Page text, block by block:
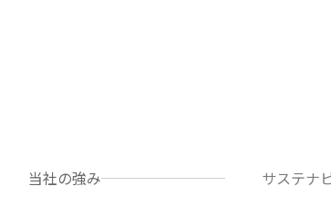
当社の強み サステナ